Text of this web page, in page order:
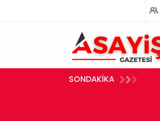
SONDAKİKA